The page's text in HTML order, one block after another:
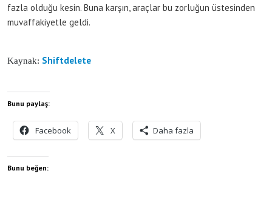
fazla olduğu kesin. Buna karşın, araçlar bu zorluğun üstesinden
muvaffakiyetle geldi.
Kaynak: Shiftdelete
Bunu paylaş:
Facebook X Daha fazla
Bunu beğen: